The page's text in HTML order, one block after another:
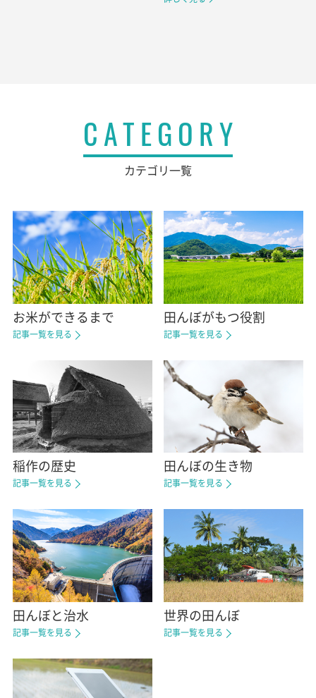
CATEGORY
カテゴリ一覧
お米ができるまで
記事一覧を見る
田んぼがもつ役割
記事一覧を見る
稲作の歴史
記事一覧を見る
田んぼの生き物
記事一覧を見る
田んぼと治水
記事一覧を見る
世界の田んぼ
記事一覧を見る